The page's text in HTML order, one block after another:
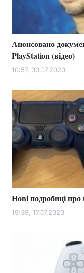
Анонсовано
PlayStation (відео)
10:57, 30.07.2020
Нові подробиці про
19:39, 17.07.2020